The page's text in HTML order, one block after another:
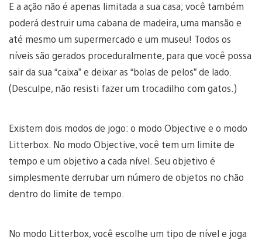
E a ação não é apenas limitada a sua casa; você também
poderá destruir uma cabana de madeira, uma mansão e
até mesmo um supermercado e um museu! Todos os
níveis são gerados proceduralmente, para que você possa
sair da sua “caixa” e deixar as “bolas de pelos” de lado.
(Desculpe, não resisti fazer um trocadilho com gatos.)
Existem dois modos de jogo: o modo Objective e o modo
Litterbox. No modo Objective, você tem um limite de
tempo e um objetivo a cada nível. Seu objetivo é
simplesmente derrubar um número de objetos no chão
dentro do limite de tempo.
No modo Litterbox, você escolhe um tipo de nível e joga